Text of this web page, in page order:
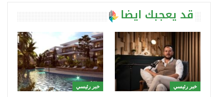
قد يعجبك ايضا
خبر رئيسي خبر رئيسي